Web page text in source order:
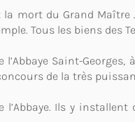
mort du Grand Maître
Tous les biens des
Saint-
de la très
Ils y